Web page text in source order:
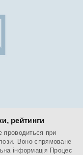
рейтинги
проводиться при
Воно спрямоване
інформація Процес